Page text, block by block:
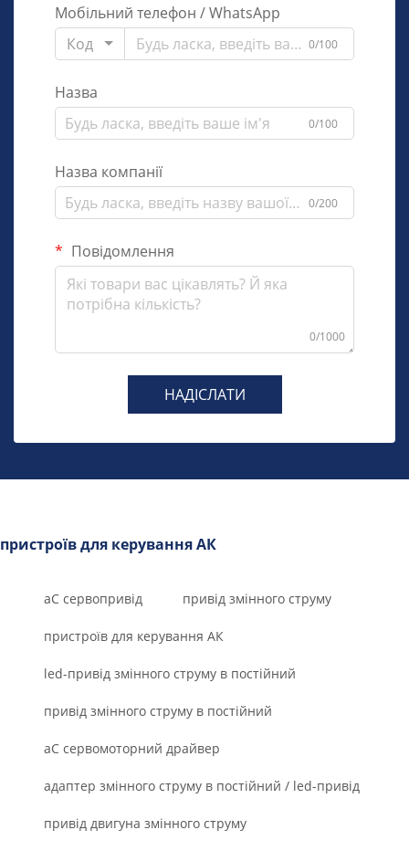
Мобільний телефон / WhatsApp
Код
0/100
Назва
0/100
Назва компанії
0/200
Повідомлення
0/1000
НАДІСЛАТИ
пристроїв для керування АК
аС сервопривід привід змінного струму
пристроїв для керування АК
led-привід змінного струму в постійний
привід змінного струму в постійний
aC сервомоторний драйвер
адаптер змінного струму в постійний / led-привід
привід двигуна змінного струму